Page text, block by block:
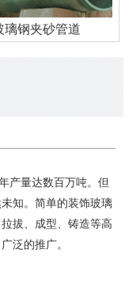
璃钢夹砂管道
产量达数百万吨。但
知。简单的装饰玻璃
拔、成型、铸造等高
泛的推广。